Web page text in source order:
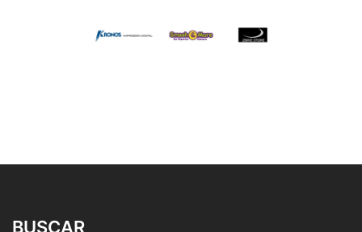
BUSCAR